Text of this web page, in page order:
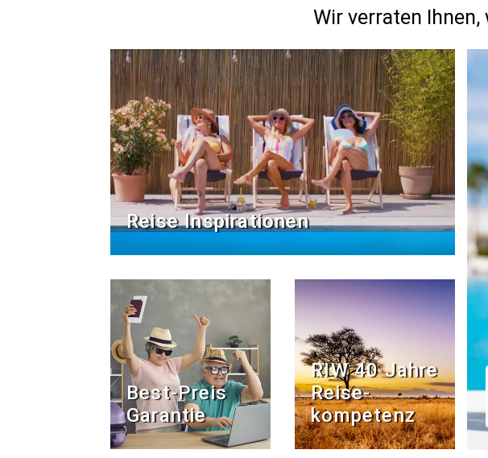
Wir verraten
Reise Inspirationen
Best-Preis
Garantie
RIW 40 Jahre
Reise­
kompetenz